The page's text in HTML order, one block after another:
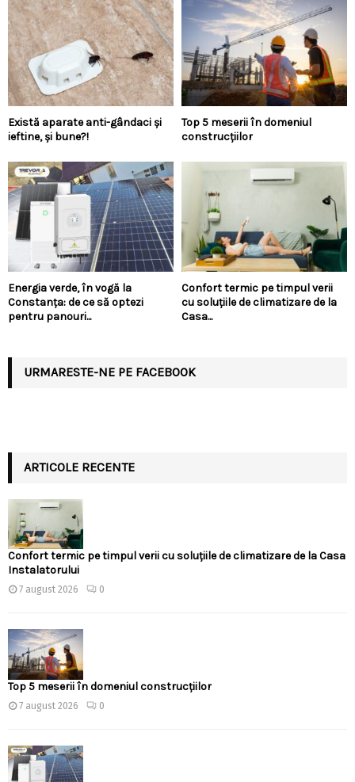
Există aparate anti-gândaci și
ieftine, și bune?!
Top 5 meserii în domeniul
construcțiilor
Energia verde, în vogă la
Constanța: de ce să optezi
pentru panouri...
Confort termic pe timpul verii
cu soluțiile de climatizare de la
Casa...
URMARESTE-NE PE FACEBOOK
ARTICOLE RECENTE
Confort termic pe timpul verii cu soluțiile de climatizare de la Casa
Instalatorului
7 august 2026 0
Top 5 meserii în domeniul construcțiilor
7 august 2026 0